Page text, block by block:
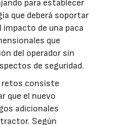
para establecer
que deberá soportar
de una paca
que
del operador sin
de seguridad.
retos consiste
que el nuevo
adicionales
Según